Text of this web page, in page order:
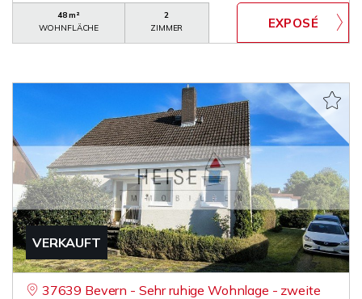
48 m²
WOHNFLÄCHE
2
ZIMMER
VERKAUFT
37639 Bevern - Sehr ruhige Wohnlage - zweite